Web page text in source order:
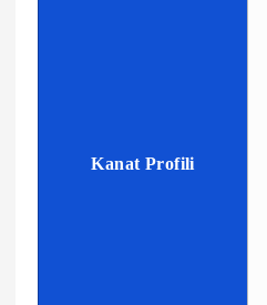
Kanat Profili